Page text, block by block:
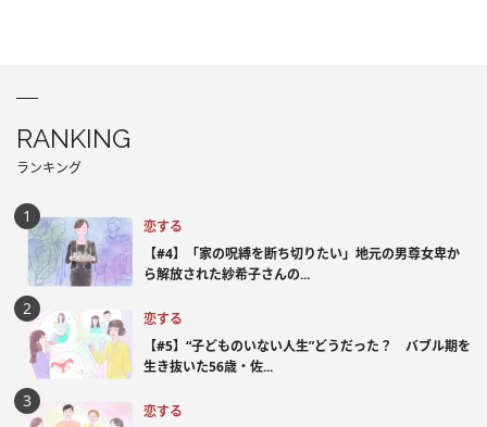
RANKING
ランキング
恋する
【#4】「家の呪縛を断ち切りたい」地元の男尊女卑か
ら解放された紗希子さんの...
恋する
【#5】“子どものいない人生”どうだった？ バブル期を
生き抜いた56歳・佐...
恋する